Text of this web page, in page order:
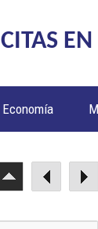
CITAS
Economía